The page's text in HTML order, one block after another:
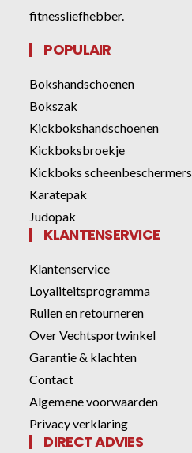
fitnessliefhebber.
POPULAIR
Bokshandschoenen
Bokszak
Kickbokshandschoenen
Kickboksbroekje
Kickboks scheenbeschermers
Karatepak
Judopak
KLANTENSERVICE
Klantenservice
Loyaliteitsprogramma
Ruilen en retourneren
Over Vechtsportwinkel
Garantie & klachten
Contact
Algemene voorwaarden
Privacy verklaring
DIRECT ADVIES